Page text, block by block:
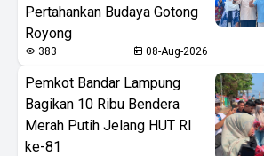
Pertahankan Budaya Gotong
Royong
383 08-Aug-2026
Pemkot Bandar Lampung
Bagikan 10 Ribu Bendera
Merah Putih Jelang HUT RI
ke-81